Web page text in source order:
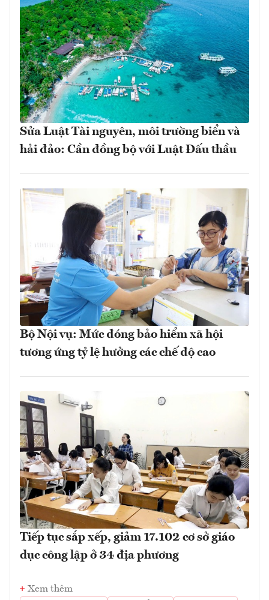
Sửa Luật Tài nguyên, môi trường biển và
hải đảo: Cần đồng bộ với Luật Đấu thầu
Bộ Nội vụ: Mức đóng bảo hiểm xã hội
tương ứng tỷ lệ hưởng các chế độ cao
Tiếp tục sắp xếp, giảm 17.102 cơ sở giáo
dục công lập ở 34 địa phương
Xem thêm